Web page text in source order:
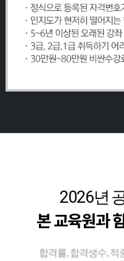
2026년
본 교육원과
합격률, 합격생수, 적